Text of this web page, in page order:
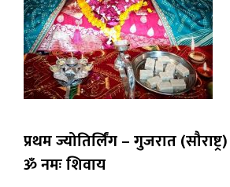
प्रथम ज्योतिर्लिंग – गुजरात (सौराष्ट्र)
ॐ नमः शिवाय